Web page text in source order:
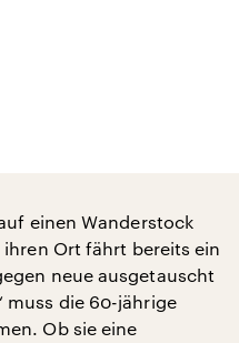
einen Wanderstock
Ort fährt bereits ein
neue ausgetauscht
muss die 60-jährige
Ob sie eine